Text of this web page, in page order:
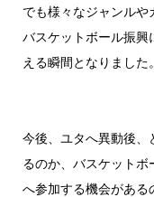
でも様々なジャンルや
バスケットボール振興
える瞬間となりました。
今後、ユタへ異動後、
るのか、バスケットボ
へ参加する機会がある